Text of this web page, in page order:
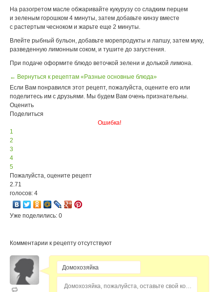
На разогретом масле обжаривайте кукурузу со сладким перцем
и зеленым горошком 4 минуты, затем добавьте кинзу вместе
с растертым чесноком и жарьте еще 2 минуты.
Влейте рыбный бульон, добавьте морепродукты и лапшу, затем муку,
разведенную лимонным соком, и тушите до загустения.
При подаче оформите блюдо веточкой зелени и долькой лимона.
← Вернуться к рецептам «Разные основные блюда»
Если Вам понравился этот рецепт, пожалуйста, оцените его или
поделитесь им с друзьями. Мы будем Вам очень признательны.
Оценить
Поделиться
Ошибка!
1
2
3
4
5
Пожалуйста, оцените рецепт
2.71
голосов: 4
Уже поделились: 0
Комментарии к рецепту отсутствуют
Домохозяйка, пожалуйста, оставьте свой комментарий...